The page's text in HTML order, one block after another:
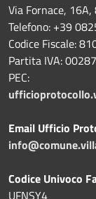
Via Fornace,
Telefono: +39
Codice Fiscale:
Partita IVA:
PEC:
Email Ufficio
Codice Univoco
UFNSY4